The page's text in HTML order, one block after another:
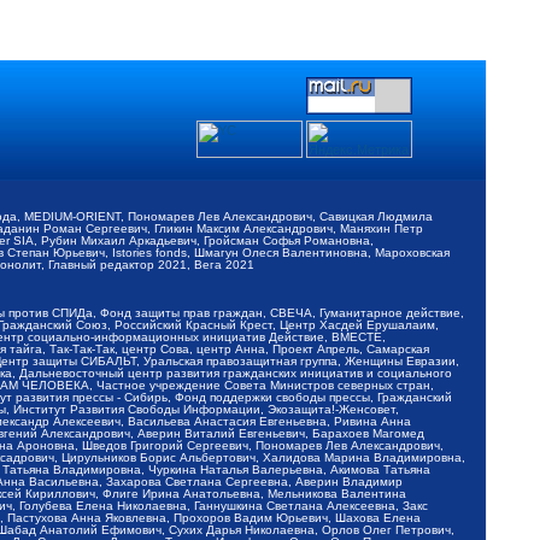
MEDIUM-ORIENT, Пономарев Лев Александрович, Савицкая Людмила
Роман Сергеевич, Гликин Максим Александрович, Маняхин Петр
Рубин Михаил Аркадьевич, Гройсман Софья Романовна,
Юрьевич, Istories fonds, Шмагун Олеся Валентиновна, Мароховская
Главный редактор 2021, Вега 2021
СПИДа, Фонд защиты прав граждан, СВЕЧА, Гуманитарное действие,
Союз, Российский Красный Крест, Центр Хасдей Ерушалаим,
социально-информационных инициатив Действие, ВМЕСТЕ,
Так-Так-Так, центр Сова, центр Анна, Проект Апрель, Самарская
защиты СИБАЛЬТ, Уральская правозащитная группа, Женщины Евразии,
Дальневосточный центр развития гражданских инициатив и социального
ЧЕЛОВЕКА, Частное учреждение Совета Министров северных стран,
прессы - Сибирь, Фонд поддержки свободы прессы, Гражданский
Институт Развития Свободы Информации, Экозащита!-Женсовет,
Алексеевич, Васильева Анастасия Евгеньевна, Ривина Анна
Александрович, Аверин Виталий Евгеньевич, Барахоев Магомед
Шведов Григорий Сергеевич, Пономарев Лев Александрович,
Цирульников Борис Альбертович, Халидова Марина Владимировна,
Владимировна, Чуркина Наталья Валерьевна, Акимова Татьяна
Васильевна, Захарова Светлана Сергеевна, Аверин Владимир
Кириллович, Флиге Ирина Анатольевна, Мельникова Валентина
Елена Николаевна, Ганнушкина Светлана Алексеевна, Закс
Анна Яковлевна, Прохоров Вадим Юрьевич, Шахова Елена
Анатолий Ефимович, Сухих Дарья Николаевна, Орлов Олег Петрович,